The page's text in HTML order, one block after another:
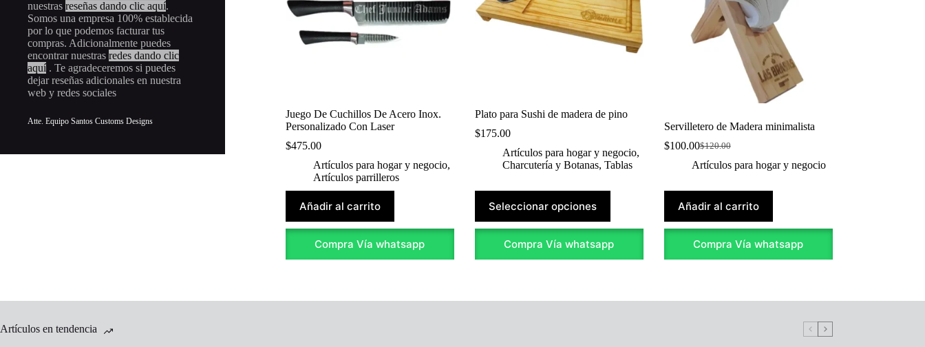
Juego De Cuchillos De Acero Inox.
Personalizado Con Laser
$475.00
Artículos para hogar y negocio,
Artículos parrilleros
Añadir al carrito
Compra Vía whatsapp
Plato para Sushi de madera de pino
$175.00
Artículos para hogar y negocio,
Charcutería y Botanas, Tablas
Seleccionar opciones
producto
tiene
múltiples
variantes.
Las
Compra Vía whatsapp
Servilletero de Madera minimalista
$120.00
Original
price
$120.00.
$100.00Current
price
$100.00.
Artículos para hogar y negocio
Añadir al carrito
Compra Vía whatsapp
nuestras reseñas dando clic aquí.
Somos una empresa 100% establecida
por lo que podemos facturar tus
compras. Adicionalmente puedes
encontrar nuestras redes dando clic
aquí . Te agradeceremos si puedes
dejar reseñas adicionales en nuestra
web y redes sociales
Atte. Equipo Santos Customs Designs
Artículos en tendencia